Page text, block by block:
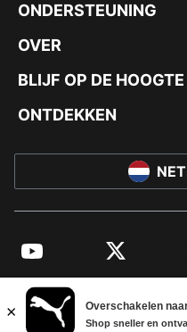
ONDERSTEUNING
OVER
BLIJF OP DE HOOGTE
ONTDEKKEN
YouTube Twitter
© PUMA EUROPE GMBH,